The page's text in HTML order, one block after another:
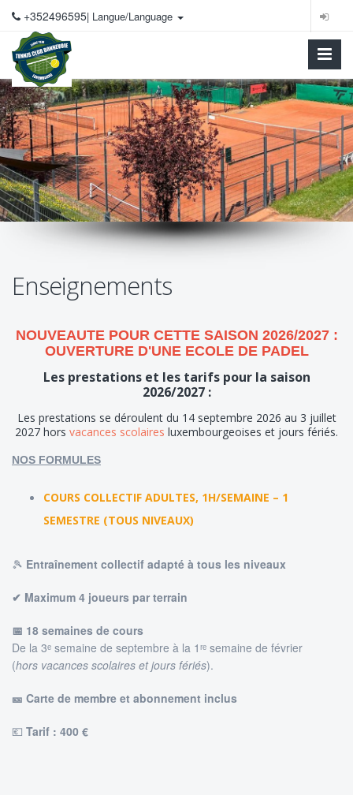
+352496595 | Langue/Language
Enseignements
NOUVEAUTE POUR CETTE SAISON 2026/2027 :
OUVERTURE D'UNE ECOLE DE PADEL
Les prestations et les tarifs pour la saison
2026/2027 :
Les prestations se déroulent du 14 septembre 2026 au 3 juillet
2027 hors vacances scolaires luxembourgeoises et jours fériés.
NOS FORMULES
COURS COLLECTIF ADULTES, 1H/SEMAINE – 1
SEMESTRE (TOUS NIVEAUX)
🎾 Entraînement collectif adapté à tous les niveaux
✔ Maximum 4 joueurs par terrain
📅 18 semaines de cours
De la 3ᵉ semaine de septembre à la 1ʳᵉ semaine de février
(hors vacances scolaires et jours fériés).
🎫 Carte de membre et abonnement inclus
💶 Tarif : 400 €